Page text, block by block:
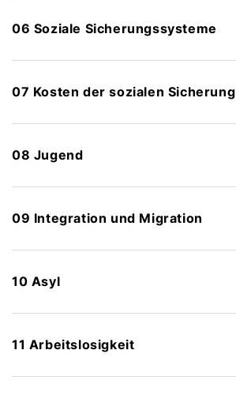
06 Soziale Sicherungssysteme
07 Kosten der sozialen Sicherung
08 Jugend
09 Integration und Migration
10 Asyl
11 Arbeitslosigkeit